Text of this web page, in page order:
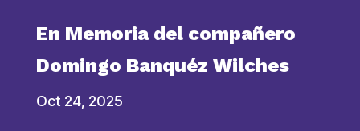
En Memoria del compañero
Domingo Banquéz Wilches
Oct 24, 2025